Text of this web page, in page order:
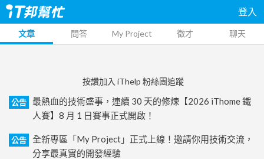
登入
文章 問答 My Project 徵才 聊天
按讚加入 iThelp 粉絲團追蹤
公告
最熱血的技術盛事，連續 30 天的修煉【2026 iThome 鐵
人賽】8 月 1 日賽事正式開啟！
公告
全新專區「My Project」正式上線！邀請你用技術交流，
分享最真實的開發經驗